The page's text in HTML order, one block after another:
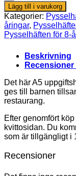
Lägg till i varukorg
Kategorier:
åringar,
Pysselhäften för 8-
Beskrivning
Recensioner
Det här A5
ges till barnen
restaurang.
Efter genomfört
kvittosidan. Du
som är tillgängligt i
Recensioner